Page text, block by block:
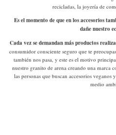
recicladas, la joyería
Es el momento de que en los accesorios
dañe nuestro
Cada vez se demandan más productos
consumidor consciente seguro que te
también nos pasa, y este es el motivo
nuestro granito de arena creando una marca
las personas que buscan accesorios
medio